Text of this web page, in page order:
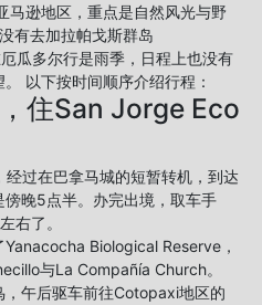
马逊地区，重点是自然风光与野
有去加拉帕戈斯群岛
瓜多尔行是雨季，日程上也没有
以下按时间顺序介绍行程：
住San Jorge Eco
过在巴拿马城的短暂转机，到达
晚5点半。办完出境，取车手
右了。
Biological Reserve，
与La Compañía Church。
午后驱车前往Cotopaxi地区的